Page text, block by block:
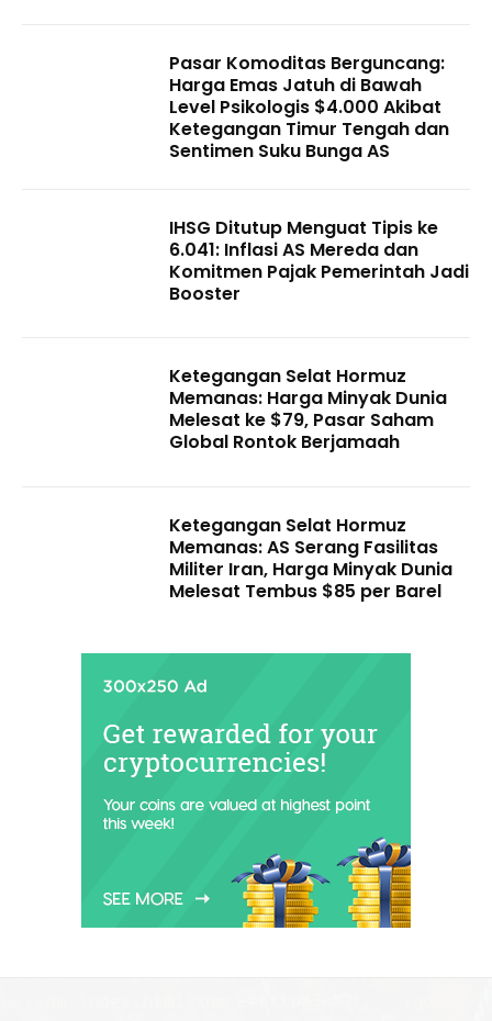
Pasar Komoditas Berguncang:
Harga Emas Jatuh di Bawah
Level Psikologis $4.000 Akibat
Ketegangan Timur Tengah dan
Sentimen Suku Bunga AS
IHSG Ditutup Menguat Tipis ke
6.041: Inflasi AS Mereda dan
Komitmen Pajak Pemerintah Jadi
Booster
Ketegangan Selat Hormuz
Memanas: Harga Minyak Dunia
Melesat ke $79, Pasar Saham
Global Rontok Berjamaah
Ketegangan Selat Hormuz
Memanas: AS Serang Fasilitas
Militer Iran, Harga Minyak Dunia
Melesat Tembus $85 per Barel